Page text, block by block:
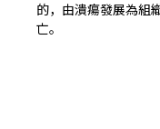
的，由潰瘍發展為組
亡。